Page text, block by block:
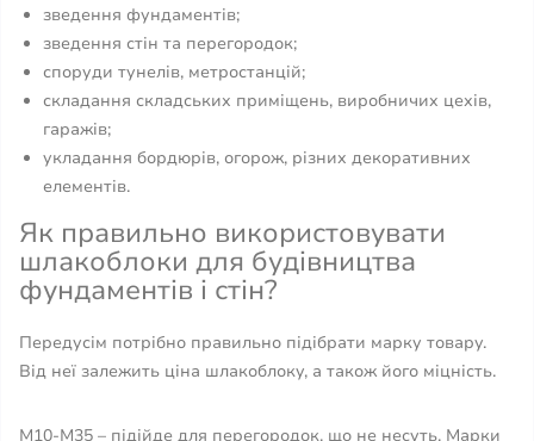
зведення фундаментів;
зведення стін та перегородок;
споруди тунелів, метростанцій;
складання складських приміщень, виробничих цехів,
гаражів;
укладання бордюрів, огорож, різних декоративних
елементів.
Як правильно використовувати
шлакоблоки для будівництва
фундаментів і стін?
Передусім потрібно правильно підібрати марку товару.
Від неї залежить ціна шлакоблоку, а також його міцність.
М10-М35 – підійде для перегородок, що не несуть. Марки